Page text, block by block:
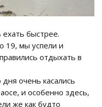
быстрее.
19, мы успели и
отдыхать в
очень касались
и особенно здесь,
же как будто